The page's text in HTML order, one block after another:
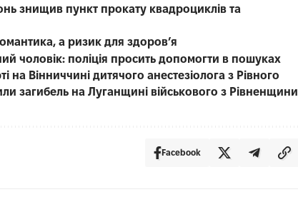
знищив пункт прокату квадроциклів та
а ризик для здоров’я
чоловік: поліція просить допомогти в пошуках
на Вінниччині дитячого анестезіолога з Рівного
загибель на Луганщині військового з Рівненщини
Facebook